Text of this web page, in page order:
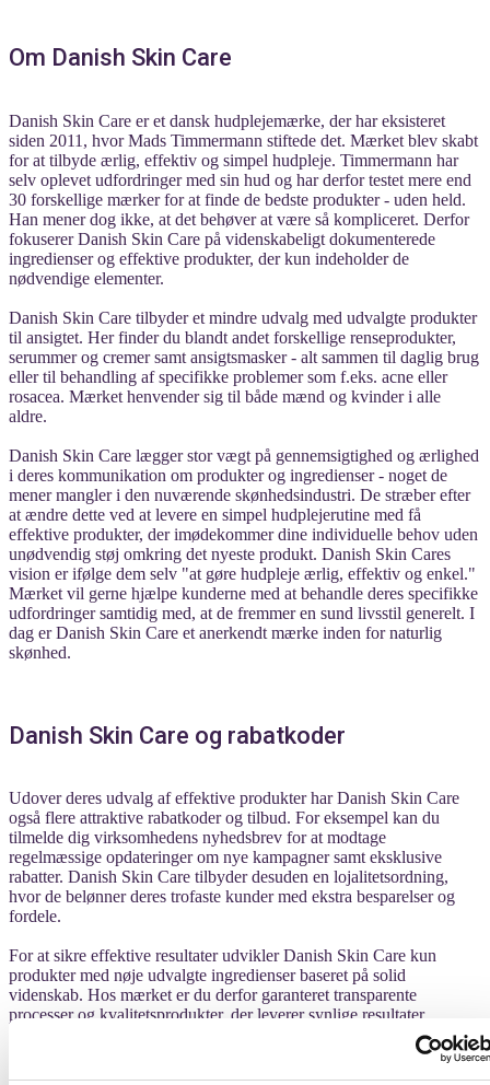
Om Danish Skin Care
Danish Skin Care er et dansk hudplejemærke, der har eksisteret
siden 2011, hvor Mads Timmermann stiftede det. Mærket blev skabt
for at tilbyde ærlig, effektiv og simpel hudpleje. Timmermann har
selv oplevet udfordringer med sin hud og har derfor testet mere end
30 forskellige mærker for at finde de bedste produkter - uden held.
Han mener dog ikke, at det behøver at være så kompliceret. Derfor
fokuserer Danish Skin Care på videnskabeligt dokumenterede
ingredienser og effektive produkter, der kun indeholder de
nødvendige elementer.
Danish Skin Care tilbyder et mindre udvalg med udvalgte produkter
til ansigtet. Her finder du blandt andet forskellige renseprodukter,
serummer og cremer samt ansigtsmasker - alt sammen til daglig brug
eller til behandling af specifikke problemer som f.eks. acne eller
rosacea. Mærket henvender sig til både mænd og kvinder i alle
aldre.
Danish Skin Care lægger stor vægt på gennemsigtighed og ærlighed
i deres kommunikation om produkter og ingredienser - noget de
mener mangler i den nuværende skønhedsindustri. De stræber efter
at ændre dette ved at levere en simpel hudplejerutine med få
effektive produkter, der imødekommer dine individuelle behov uden
unødvendig støj omkring det nyeste produkt. Danish Skin Cares
vision er ifølge dem selv "at gøre hudpleje ærlig, effektiv og enkel."
Mærket vil gerne hjælpe kunderne med at behandle deres specifikke
udfordringer samtidig med, at de fremmer en sund livsstil generelt. I
dag er Danish Skin Care et anerkendt mærke inden for naturlig
skønhed.
Danish Skin Care og rabatkoder
Udover deres udvalg af effektive produkter har Danish Skin Care
også flere attraktive rabatkoder og tilbud. For eksempel kan du
tilmelde dig virksomhedens nyhedsbrev for at modtage
regelmæssige opdateringer om nye kampagner samt eksklusive
rabatter. Danish Skin Care tilbyder desuden en lojalitetsordning,
hvor de belønner deres trofaste kunder med ekstra besparelser og
fordele.
For at sikre effektive resultater udvikler Danish Skin Care kun
produkter med nøje udvalgte ingredienser baseret på solid
videnskab. Hos mærket er du derfor garanteret transparente
processer og kvalitetsprodukter, der leverer synlige resultater.
Få rabat på Danish Skin Care med Savier